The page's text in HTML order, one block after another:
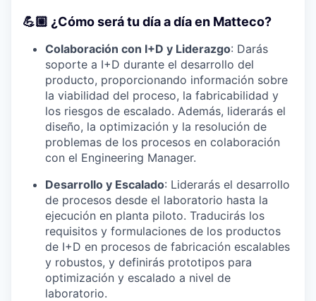
💪🏼 ¿Cómo será tu día a día en Matteco?
Colaboración con I+D y Liderazgo: Darás
soporte a I+D durante el desarrollo del
producto, proporcionando información sobre
la viabilidad del proceso, la fabricabilidad y
los riesgos de escalado. Además, liderarás el
diseño, la optimización y la resolución de
problemas de los procesos en colaboración
con el Engineering Manager.
Desarrollo y Escalado: Liderarás el desarrollo
de procesos desde el laboratorio hasta la
ejecución en planta piloto. Traducirás los
requisitos y formulaciones de los productos
de I+D en procesos de fabricación escalables
y robustos, y definirás prototipos para
optimización y escalado a nivel de
laboratorio.